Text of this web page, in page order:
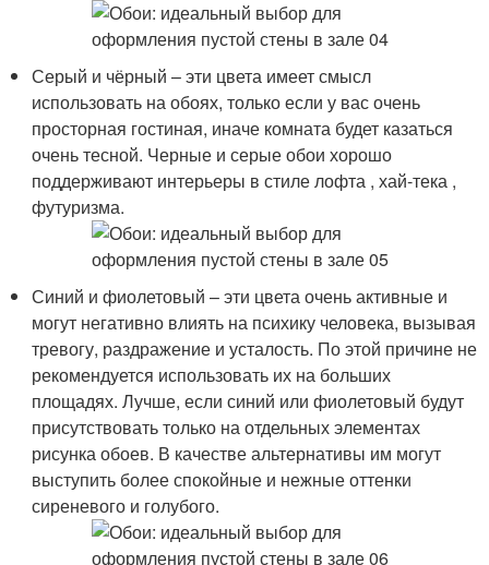
Серый и чёрный – эти цвета имеет смысл
использовать на обоях, только если у вас очень
просторная гостиная, иначе комната будет казаться
очень тесной. Черные и серые обои хорошо
поддерживают интерьеры в стиле лофта , хай-тека ,
футуризма.
Синий и фиолетовый – эти цвета очень активные и
могут негативно влиять на психику человека, вызывая
тревогу, раздражение и усталость. По этой причине не
рекомендуется использовать их на больших
площадях. Лучше, если синий или фиолетовый будут
присутствовать только на отдельных элементах
рисунка обоев. В качестве альтернативы им могут
выступить более спокойные и нежные оттенки
сиреневого и голубого.